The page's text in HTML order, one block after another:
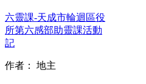
六靈課-天成市輪迴區役
所第六感部助靈課活動
記
作者： 地主